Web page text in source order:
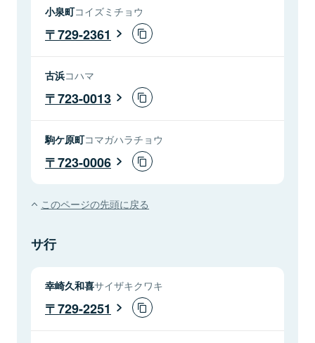
小泉町コイズミチョウ
729-2361
古浜コハマ
723-0013
駒ケ原町コマガハラチョウ
723-0006
このページの先頭に戻る
サ行
幸崎久和喜サイザキクワキ
729-2251